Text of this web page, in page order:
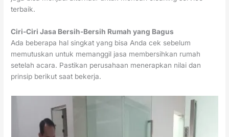
terbaik.
Ciri-Ciri Jasa Bersih-Bersih Rumah yang Bagus
Ada beberapa hal singkat yang bisa Anda cek sebelum
memutuskan untuk memanggil jasa membersihkan rumah
setelah acara. Pastikan perusahaan menerapkan nilai dan
prinsip berikut saat bekerja.